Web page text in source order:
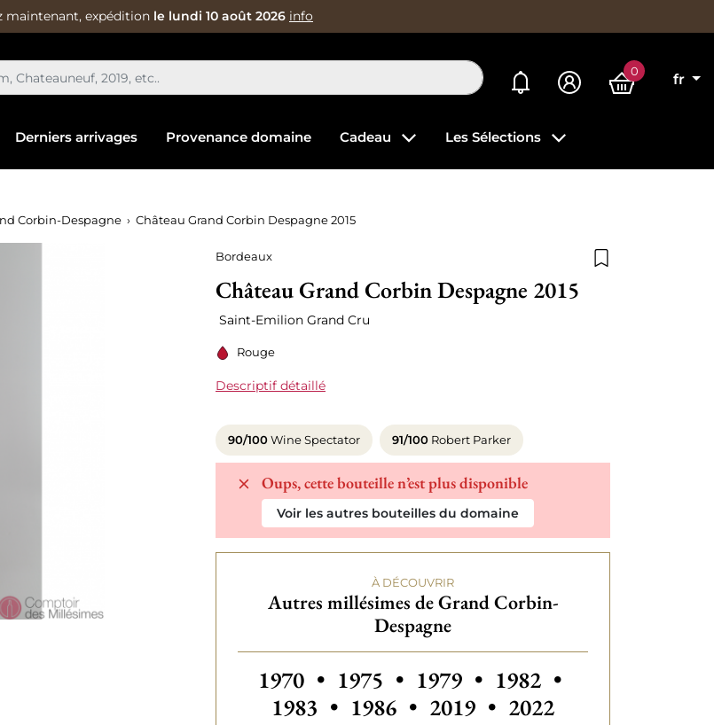
maintenant, expédition le lundi 10 août 2026 info
Mes alertes 0
fr
Derniers arrivages Provenance domaine Cadeau Les Sélections
Corbin-Despagne Château Grand Corbin Despagne 2015
Bordeaux
Château Grand Corbin Despagne 2015
Saint-Emilion Grand Cru
Rouge
Descriptif détaillé
90/100Wine Spectator 91/100 Robert Parker
Oups, cette bouteille n’est plus disponible
Voir les autres bouteilles du domaine
À DÉCOUVRIR
Autres millésimes de Grand Corbin-
Despagne
Autres millésimes de Grand Corbin-Despagne
1970 • Autres millésimes de Grand Corbin-
1975 • Autres millésimes de Grand
1979 • Autres millésimes de
1982 •
1983 • Autres millésimes de Grand Corbin-
1986 • Autres millésimes de Grand
2019 • Autres millésimes de
2022